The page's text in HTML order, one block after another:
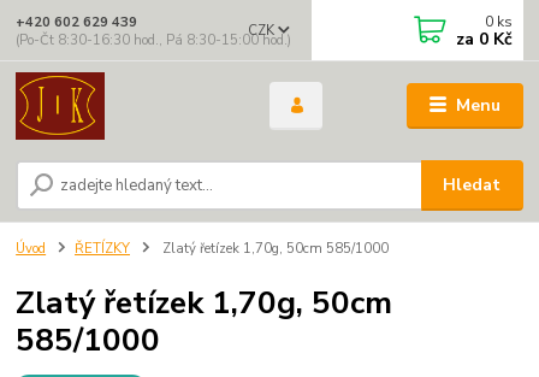
Menu
CZK
Hledat
+420 602 629 439
(Po-Čt 8:30-16:30 hod., Pá 8:30-15:00 hod.)
0 ks
za 0 Kč
Úvod ŘETÍZKY Zlatý řetízek 1,70g, 50cm 585/1000
Zlatý řetízek 1,70g, 50cm
585/1000